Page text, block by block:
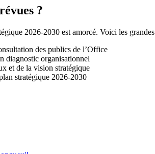
?
2026-2030 est amorcé. Voici les grandes
des publics de l’Office
diagnostic organisationnel
et de la vision stratégique
stratégique 2026-2030